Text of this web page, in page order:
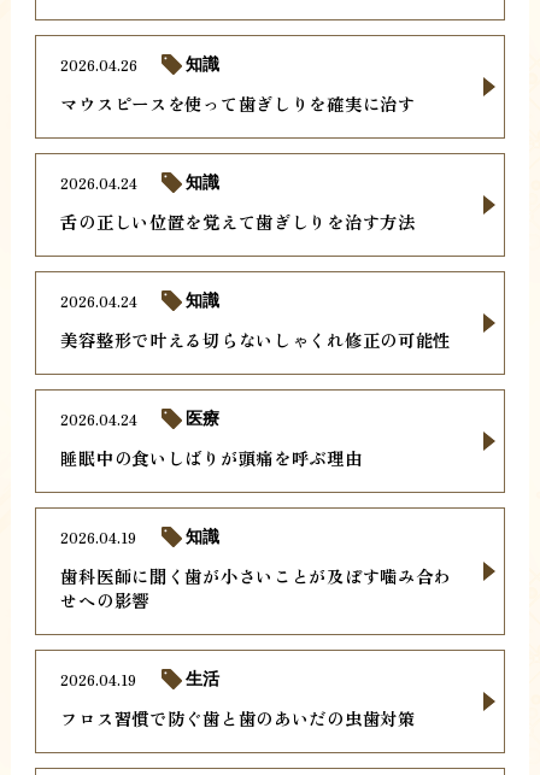
マウスピースを使って歯ぎしりを確実に治す
2026.04.26 知識
舌の正しい位置を覚えて歯ぎしりを治す方法
2026.04.24 知識
美容整形で叶える切らないしゃくれ修正の可能性
2026.04.24 知識
睡眠中の食いしばりが頭痛を呼ぶ理由
2026.04.24 医療
歯科医師に聞く歯が小さいことが及ぼす噛み合わ
せへの影響
2026.04.19 知識
フロス習慣で防ぐ歯と歯のあいだの虫歯対策
2026.04.19 生活